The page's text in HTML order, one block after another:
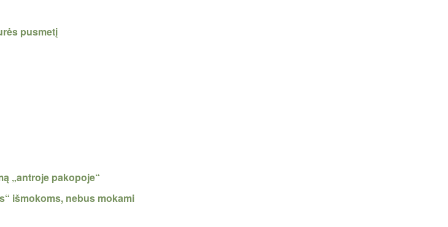
pusmetį
„antroje pakopoje“
išmokoms, nebus mokami